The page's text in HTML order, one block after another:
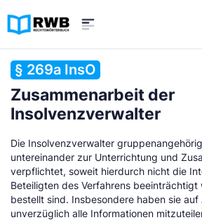
§ 269a InsO
Zusammenarbeit der
Insolvenzverwalter
Die Insolvenzverwalter
untereinander zur Unterrichtung und
verpflichtet, soweit hierdurch nicht die
Beteiligten des Verfahrens beeinträchtigt
bestellt sind. Insbesondere haben sie auf
unverzüglich alle Informationen